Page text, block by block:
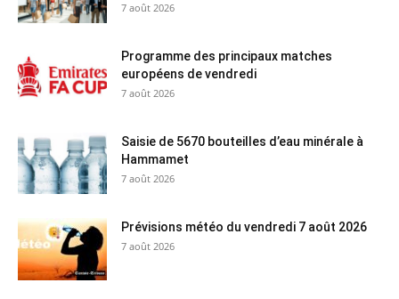
7 août 2026
Programme des principaux matches
européens de vendredi
7 août 2026
Saisie de 5670 bouteilles d’eau minérale à
Hammamet
7 août 2026
Prévisions météo du vendredi 7 août 2026
7 août 2026